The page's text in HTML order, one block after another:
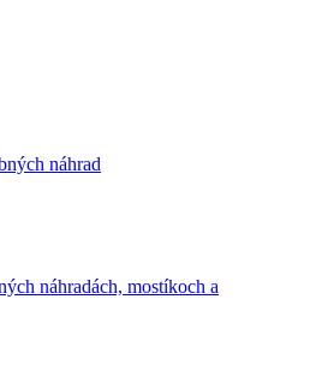
náhrad
náhradách, mostíkoch a